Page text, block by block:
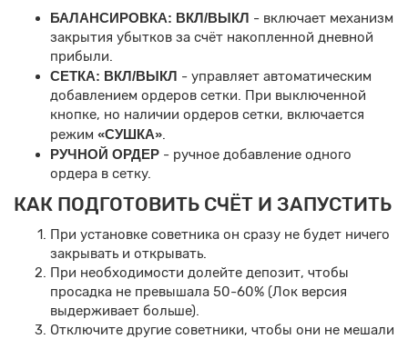
БАЛАНСИРОВКА: ВКЛ/ВЫКЛ - включает механизм
закрытия убытков за счёт накопленной дневной
прибыли.
СЕТКА: ВКЛ/ВЫКЛ - управляет автоматическим
добавлением ордеров сетки. При выключенной
кнопке, но наличии ордеров сетки, включается
режим «СУШКА».
РУЧНОЙ ОРДЕР - ручное добавление одного
ордера в сетку.
КАК ПОДГОТОВИТЬ СЧЁТ И ЗАПУСТИТЬ
При установке советника он сразу не будет ничего
закрывать и открывать.
При необходимости долейте депозит, чтобы
просадка не превышала 50-60% (Лок версия
выдерживает больше).
Отключите другие советники, чтобы они не мешали